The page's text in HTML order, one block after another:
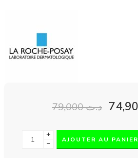
د.ت79,000
+
−
AJOUTER AU PANIER